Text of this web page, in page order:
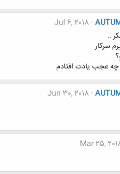
Jul 6, 2018
..
سرکار
عجب یادت افتادم
Jun 30, 2018
Mar 25,